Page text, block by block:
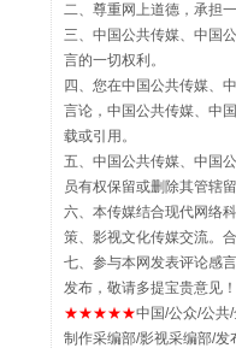
揭批美
二、尊重网上道德，承担
三、中国公共传媒、中国
言的一切权利。
四、您在中国公共传媒、
言论，中国公共传媒、中
载或引用。
五、中国公共传媒、中国
员有权保留或删除其管辖
六、本传媒结合现代网络
策、影视文化传媒交流。
七、参与本网发表评论感
发布，敬请多提宝贵意见
★★★★★中国/公众/公共
制作采编部/影视采编部/发